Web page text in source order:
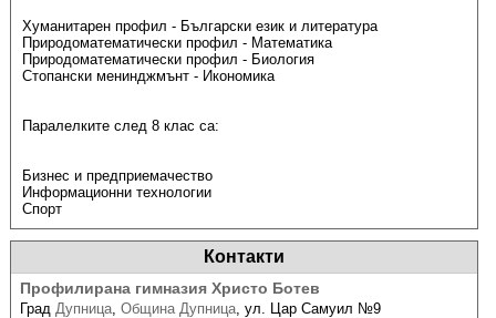
Хуманитарен профил - Български език и литература
Природоматематически профил - Математика
Природоматематически профил - Биология
Стопански менинджмънт - Икономика
Паралелките след 8 клас са:
Бизнес и предприемачество
Информационни технологии
Спорт
Контакти
Профилирана гимназия Христо Ботев
ГрадДупница,Община Дупница,ул. Цар Самуил №9